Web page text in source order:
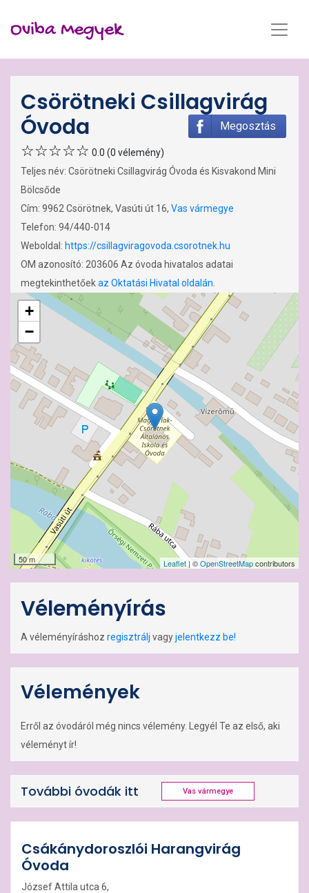
Oviba Megyek
Csörötneki Csillagvirág
Óvoda
Megosztás
0.0 (0 vélemény)
Teljes név: Csörötneki Csillagvirág Óvoda és Kisvakond Mini
Bölcsőde
Cím: 9962 Csörötnek, Vasúti út 16, Vas vármegye
Telefon: 94/440-014
Weboldal: https://csillagviragovoda.csorotnek.hu
OM azonosító: 203606 Az óvoda hivatalos adatai
megtekinthetőekaz Oktatási Hivatal oldalán
+
−
50 m Leaflet | ©OpenStreetMapcontributors
Véleményírás
A véleményíráshoz regisztrálj vagyjelentkezz be!
Vélemények
Erről az óvodáról még nincs vélemény. Legyél Te az első, aki
véleményt ír!
További óvodák itt Vas vármegye
Csákánydoroszlói Harangvirág
Óvoda
József Attila utca 6,